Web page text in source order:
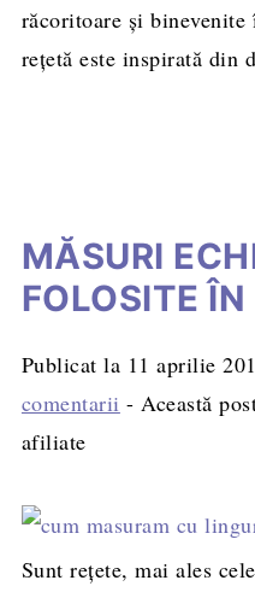
răcoritoare și
rețetă este inspirată
MĂSURI
FOLOSITE
Publicat la 11 aprilie
comentarii - Această
afiliate
Sunt rețete, mai ales